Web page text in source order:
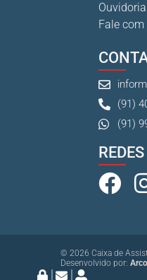
Fale com
(91)
(91)
© 2026 Caixa de
Desenvolvido por: